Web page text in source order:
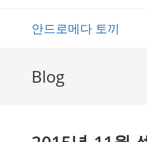
안드로메다 토끼
Blog